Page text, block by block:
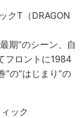
クT（DRAGON
期”のシーン、自
フロントに1984
”の“はじまり”の
ック